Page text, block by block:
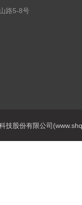
路5-8号
技股份有限公司